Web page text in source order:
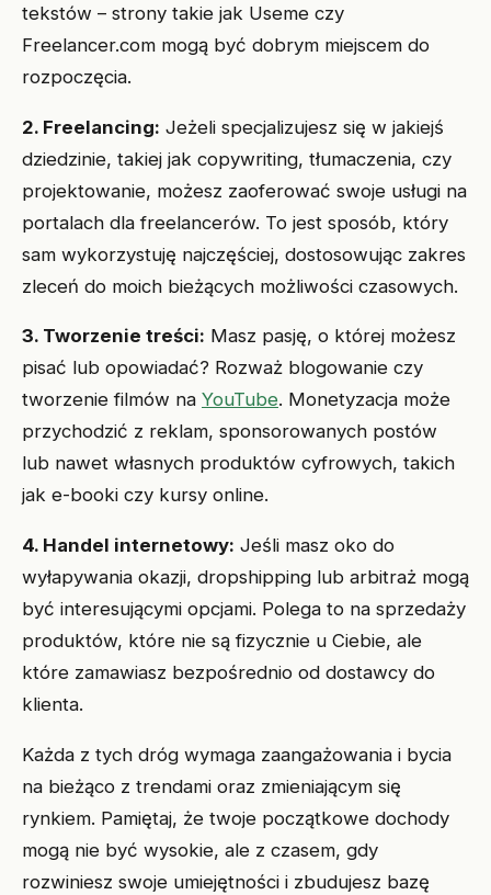
tekstów – strony takie jak Useme czy
Freelancer.com mogą być dobrym miejscem do
rozpoczęcia.
2. Freelancing: Jeżeli specjalizujesz się w jakiejś
dziedzinie, takiej jak copywriting, tłumaczenia, czy
projektowanie, możesz zaoferować swoje usługi na
portalach dla freelancerów. To jest sposób, który
sam wykorzystuję najczęściej, dostosowując zakres
zleceń do moich bieżących możliwości czasowych.
3. Tworzenie treści: Masz pasję, o której możesz
pisać lub opowiadać? Rozważ blogowanie czy
tworzenie filmów na YouTube. Monetyzacja może
przychodzić z reklam, sponsorowanych postów
lub nawet własnych produktów cyfrowych, takich
jak e-booki czy kursy online.
4. Handel internetowy: Jeśli masz oko do
wyłapywania okazji, dropshipping lub arbitraż mogą
być interesującymi opcjami. Polega to na sprzedaży
produktów, które nie są fizycznie u Ciebie, ale
które zamawiasz bezpośrednio od dostawcy do
klienta.
Każda z tych dróg wymaga zaangażowania i bycia
na bieżąco z trendami oraz zmieniającym się
rynkiem. Pamiętaj, że twoje początkowe dochody
mogą nie być wysokie, ale z czasem, gdy
rozwiniesz swoje umiejętności i zbudujesz bazę